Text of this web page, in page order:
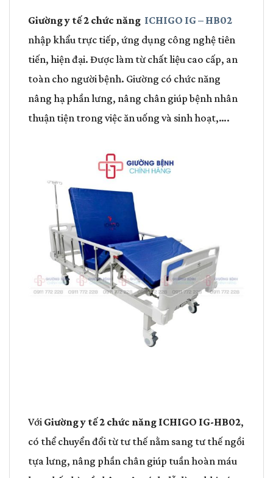
Giường y tế 2 chức năng ICHIGO IG – HB02
nhập khẩu trực tiếp, ứng dụng công nghệ tiên
tiến, hiện đại. Được làm từ chất liệu cao cấp, an
toàn cho người bệnh. Giường có chức năng
nâng hạ phần lưng, nâng chân giúp bệnh nhân
thuận tiện trong việc ăn uống và sinh hoạt,….
Với Giường y tế 2 chức năng ICHIGO IG-HB02,
có thể chuyển đổi từ tư thế nằm sang tư thế ngồi
tựa lưng, nâng phần chân giúp tuần hoàn máu